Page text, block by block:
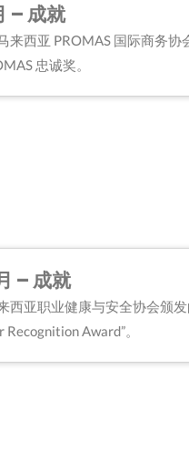
– 成就
来西亚 PROMAS 国际商务协
忠诚奖。
– 成就
西亚职业健康与安全协会颁发
Award”。